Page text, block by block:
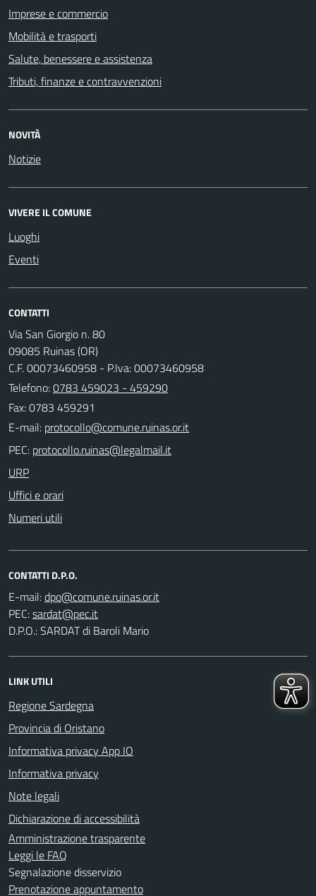
Imprese e commercio
Mobilità e trasporti
Salute, benessere e assistenza
Tributi, finanze e contravvenzioni
NOVITÀ
Notizie
VIVERE IL COMUNE
Luoghi
Eventi
CONTATTI
Via San Giorgio n. 80
09085 Ruinas (OR)
C.F. 00073460958 - P.Iva: 00073460958
Telefono:0783 459023 - 459290
Fax: 0783 459291
E-mail:
PEC:
URP
Uffici e orari
Numeri utili
CONTATTI D.P.O.
E-mail:
PEC:
D.P.O.: SARDAT di Baroli Mario
LINK UTILI
Regione Sardegna
Provincia di Oristano
Informativa privacy App IO
Informativa privacy
Note legali
Dichiarazione di accessibilità
Amministrazione trasparente
Leggi le FAQ
Segnalazione disservizio
Prenotazione appuntamento